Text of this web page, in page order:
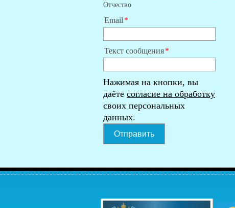
Отчество
Email
Текст сообщения
Нажимая на кнопки, вы
даёте согласие на обработку
своих персональных
данных.
Отправить